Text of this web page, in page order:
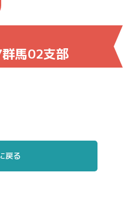
馬02支部
戻る